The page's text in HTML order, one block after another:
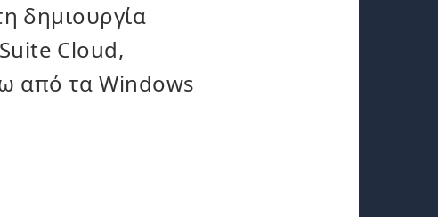
δημιουργία
Cloud,
από τα Windows